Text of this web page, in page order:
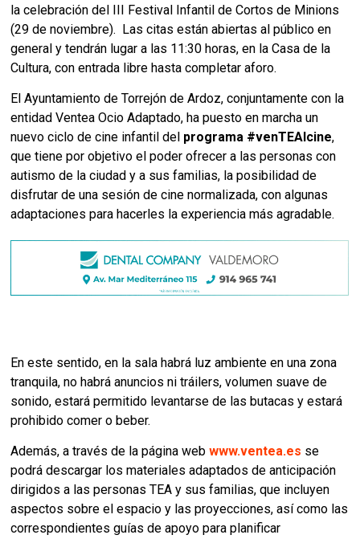
la celebración del III Festival Infantil de Cortos de Minions
(29 de noviembre). Las citas están abiertas al público en
general y tendrán lugar a las 11:30 horas, en la Casa de la
Cultura, con entrada libre hasta completar aforo.
El Ayuntamiento de Torrejón de Ardoz, conjuntamente con la
entidad Ventea Ocio Adaptado, ha puesto en marcha un
nuevo ciclo de cine infantil del programa #venTEAlcine,
que tiene por objetivo el poder ofrecer a las personas con
autismo de la ciudad y a sus familias, la posibilidad de
disfrutar de una sesión de cine normalizada, con algunas
adaptaciones para hacerles la experiencia más agradable.
En este sentido, en la sala habrá luz ambiente en una zona
tranquila, no habrá anuncios ni tráilers, volumen suave de
sonido, estará permitido levantarse de las butacas y estará
prohibido comer o beber.
Además, a través de la página webwww.ventea.es se
podrá descargar los materiales adaptados de anticipación
dirigidos a las personas TEA y sus familias, que incluyen
aspectos sobre el espacio y las proyecciones, así como las
correspondientes guías de apoyo para planificar